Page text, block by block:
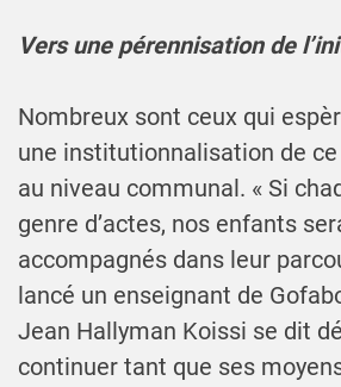
Vers une pérennisation de
Nombreux sont ceux qui
une institutionnalisation de
au niveau communal. « Si
genre d’actes, nos enfants
accompagnés dans leur
lancé un enseignant de
Jean Hallyman Koissi se dit
continuer tant que ses